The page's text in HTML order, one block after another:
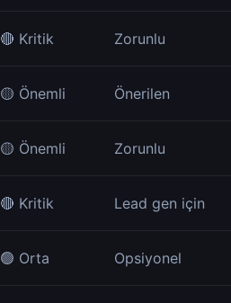
🔴 Kritik Zorunlu
🟡 Önemli Önerilen
🟡 Önemli Zorunlu
🔴 Kritik Lead gen için
🟢 Orta Opsiyonel